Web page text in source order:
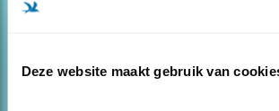
Deze website maakt gebruik van
Wat heeft het Europees